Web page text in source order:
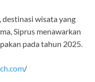
wisata yang
Siprus menawarkan
pada tahun 2025.
/